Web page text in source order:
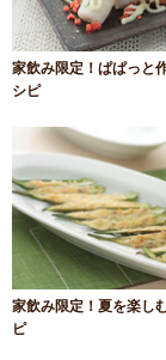
家飲み限定！ぱぱっと
シピ
家飲み限定！夏を楽し
ピ